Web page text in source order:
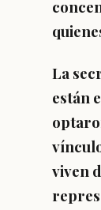
La
están
viven